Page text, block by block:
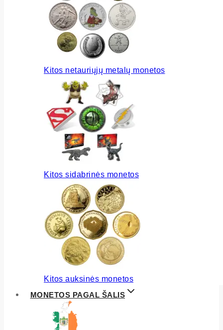
Kitos netauriųjų metalų monetos
Kitos sidabrinės monetos
Kitos auksinės monetos
MONETOS PAGAL ŠALIS